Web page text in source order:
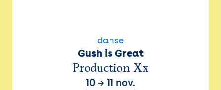
danse
Gush is Great
Production Xx
10 → 11 nov.